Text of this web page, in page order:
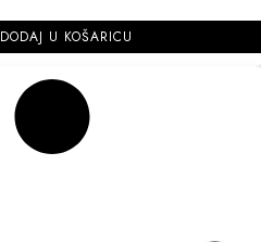
DODAJ U KOŠARICU